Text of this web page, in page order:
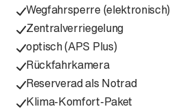
Wegfahrsperre (elektronisch)
Zentralverriegelung
optisch (APS Plus)
Rückfahrkamera
Reserverad als Notrad
Klima-Komfort-Paket